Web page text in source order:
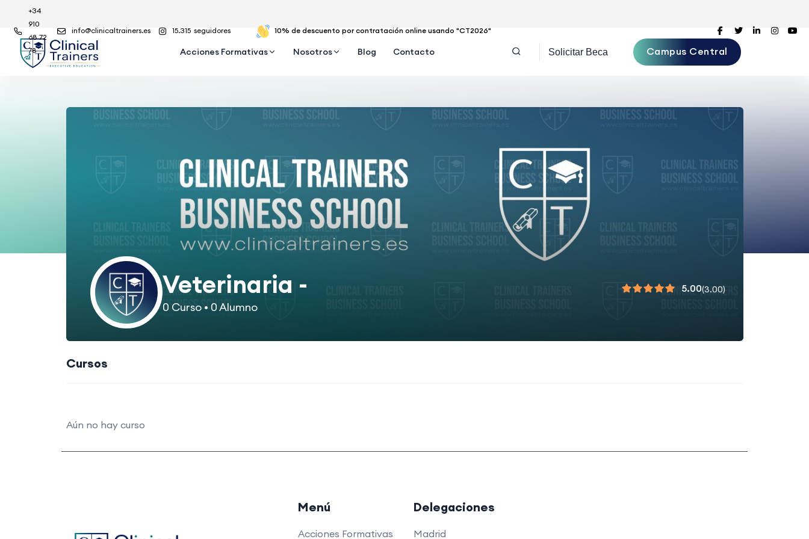
15.315 seguidores
info@clinicaltrainers.es
+34
910
68 72
78
10% de descuento por contratación online usando "CT2026"
Acciones Formativas Nosotros Blog Contacto Campus Central
Veterinaria -
0 Curso • 0Alumno
5.00(3.00)
Cursos
Aún no hay curso
Menú
Acciones Formativas
Delegaciones
Madrid